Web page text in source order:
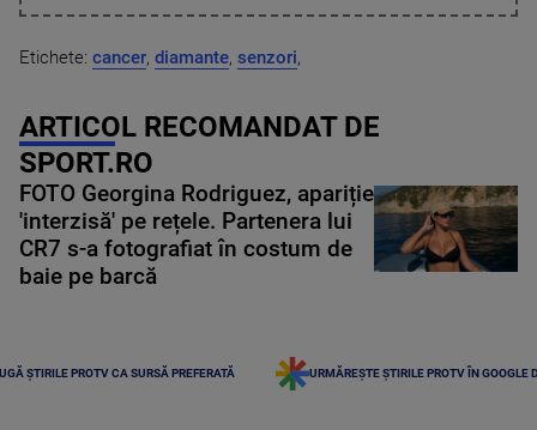
Etichete: cancer, diamante, senzori,
ARTICOL RECOMANDAT DE
SPORT.RO
FOTO Georgina Rodriguez, apariție
'interzisă' pe rețele. Partenera lui
CR7 s-a fotografiat în costum de
baie pe barcă
ȘTIRILE PROTV CA SURSĂ PREFERATĂ URMĂREȘTE ȘTIRILE PROTV ÎN GOOGLE